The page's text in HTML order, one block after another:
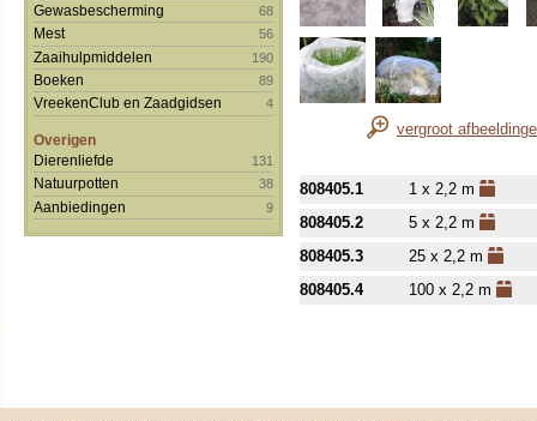
Gewasbescherming 68
Mest 56
Zaaihulpmiddelen 190
Boeken 89
VreekenClub en Zaadgidsen 4
Overigen
Dierenliefde
131
Natuurpotten 38
Aanbiedingen 9
vergroot
808405.1
1 x 2,2 m
808405.2
5 x 2,2 m
808405.3
25 x 2,2 m
808405.4
100 x 2,2 m